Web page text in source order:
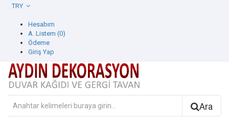
Hesabım
A. Listem (0)
Ödeme
Giriş Yap
Ara